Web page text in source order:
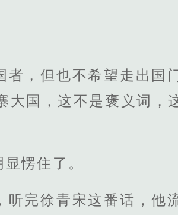
，但也不希望走出国
大国，这不是褒义词，
愣住了。
听完徐青宋这番话，他